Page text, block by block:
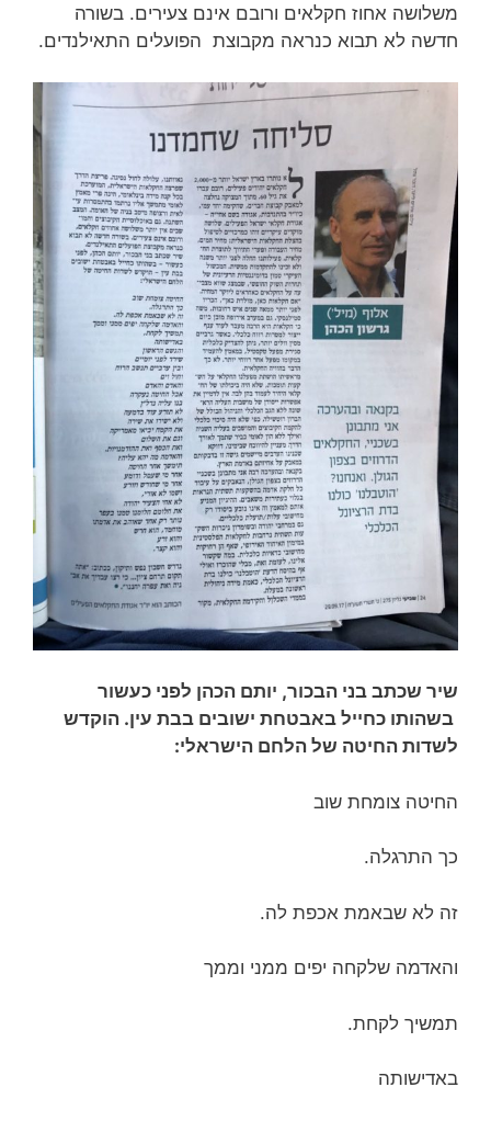
משלושה אחוז חקלאים ורובם אינם צעירים. בשורה
חדשה לא תבוא כנראה מקבוצת הפועלים התאילנדים.
שיר שכתב בני הבכור, יותם הכהן לפני כעשור
בשהותו כחייל באבטחת ישובים בבת עין. הוקדש
לשדות החיטה של הלחם הישראלי:
החיטה צומחת שוב
כך התרגלה.
זה לא שבאמת אכפת לה.
והאדמה שלקחה יפים ממני וממך
תמשיך לקחת.
באדישותה